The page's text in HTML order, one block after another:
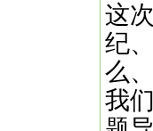
这
纪
么
我